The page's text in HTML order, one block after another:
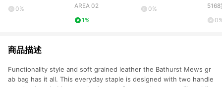
0%
VER
AREA 02
1%
0%
雄市
商品描述
Functionality style and soft grained leather the Bathurst Mews gr
ab bag has it all. This everyday staple is designed with two handle